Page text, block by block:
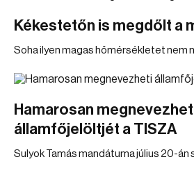
Kékestetőn is megdőlt a
Soha ilyen magas hőmérsékletet nem
Hamarosan
államfőjelöltjét a TISZA
Sulyok Tamás mandátuma július 20-án